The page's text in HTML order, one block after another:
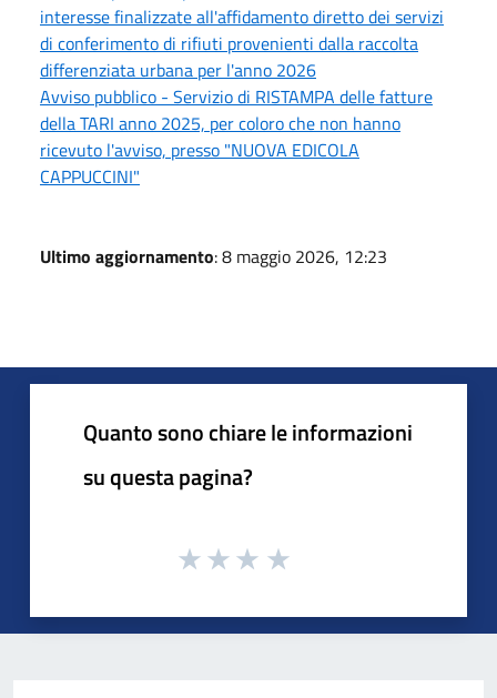
interesse finalizzate all'affidamento diretto dei servizi
di conferimento di rifiuti provenienti dalla raccolta
differenziata urbana per l'anno 2026
Avviso pubblico - Servizio di RISTAMPA delle fatture
della TARI anno 2025, per coloro che non hanno
ricevuto l'avviso, presso "NUOVA EDICOLA
CAPPUCCINI"
Ultimo aggiornamento: 8 maggio 2026, 12:23
Quanto sono chiare le informazioni
su questa pagina?